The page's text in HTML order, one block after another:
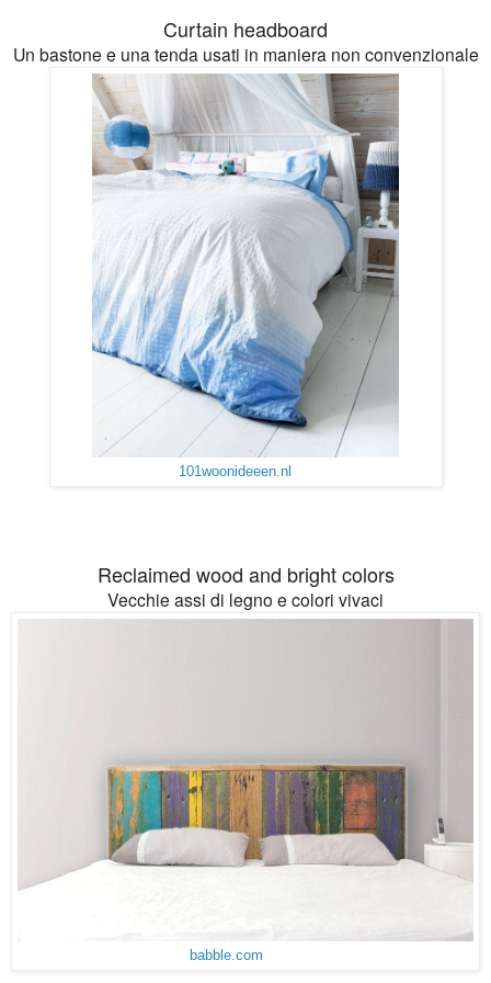
Curtain headboard
Un bastone e una tenda usati in maniera non convenzionale
101woonideeen.nl
Reclaimed wood and bright colors
Vecchie assi di legno e colori vivaci
babble.com